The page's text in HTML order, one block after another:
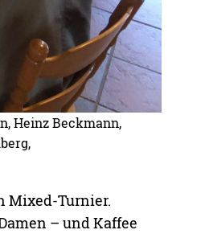
Heinz Beckmann,
Mixed-Turnier.
– und Kaffee